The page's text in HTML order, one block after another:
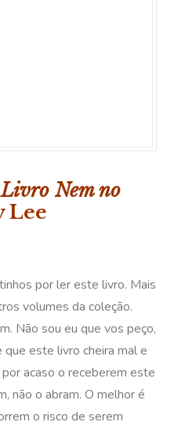
Nem no
Lee
por ler este livro. Mais
volumes da coleção.
Não sou eu que vos peço,
este livro cheira mal e
acaso o receberem este
não o abram. O melhor é
o risco de serem